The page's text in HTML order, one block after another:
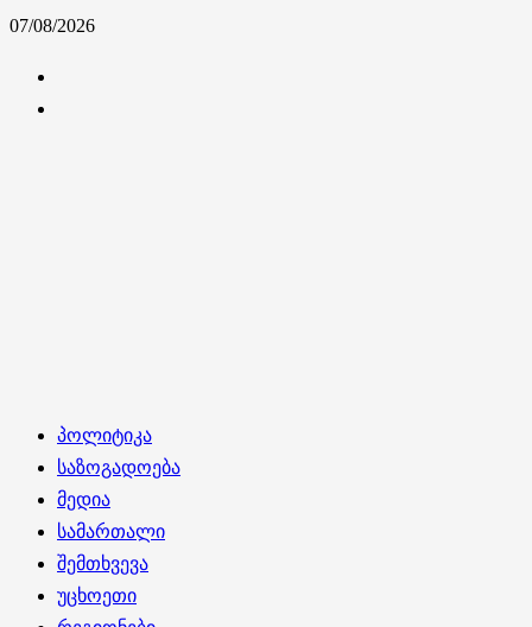
Skip
07/08/2026
Primary
Menu
პოლიტიკა
საზოგადოება
მედია
სამართალი
შემთხვევა
უცხოეთი